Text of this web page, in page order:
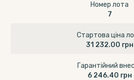
Номер лота
7
Стартова ціна
31 232.00 грн
Гарантійний
6 246.40 грн